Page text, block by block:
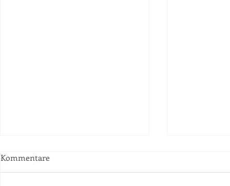
Kommentare